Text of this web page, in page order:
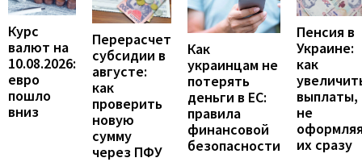
Курс
валют на
10.08.2026:
евро
пошло
вниз
Перерасчет
субсидии в
августе:
как
проверить
новую
сумму
через ПФУ
Как
украинцам не
потерять
деньги в ЕС:
правила
финансовой
безопасности
Пенсия в
Украине:
как
выплаты,
не
их сразу